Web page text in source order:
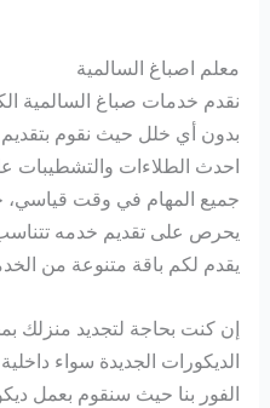
معلم اصباغ السالمية
نقدم خدمات صباغ السالمية
بدون أي خلل حيث نقوم
احدث الطلاءات والتشطيبات
جميع المهام في وقت قياسي،
يحرص على تقديم خدمه
يقدم لكم باقة متنوعة من
إن كنت بحاجة لتجديد منزلك
الديكورات الجديدة سواء
الفور بنا حيث سنقوم بعمل